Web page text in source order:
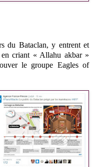
du Bataclan, y entrent et
en criant « Allahu akbar »
le groupe Eagles of